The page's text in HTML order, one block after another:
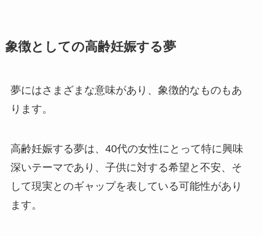
象徴としての高齢妊娠する夢
夢にはさまざまな意味があり、象徴的なものもあ
ります。
高齢妊娠する夢は、40代の女性にとって特に興味
深いテーマであり、子供に対する希望と不安、そ
して現実とのギャップを表している可能性があり
ます。